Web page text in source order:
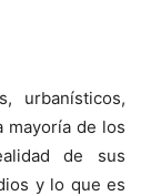
urbanísticos,
mayoría de los
de sus
y lo que es